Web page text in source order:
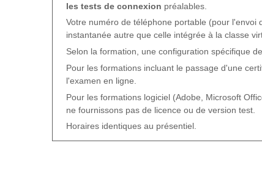
les tests de connexion préalables.
Votre numéro de téléphone portable (pour
instantanée autre que celle intégrée à la classe
Selon la formation, une configuration spécifique
Pour les formations incluant le passage d'une
l'examen en ligne.
Pour les formations logiciel (Adobe, Microsoft
ne fournissons pas de licence ou de version test.
Horaires identiques au présentiel.